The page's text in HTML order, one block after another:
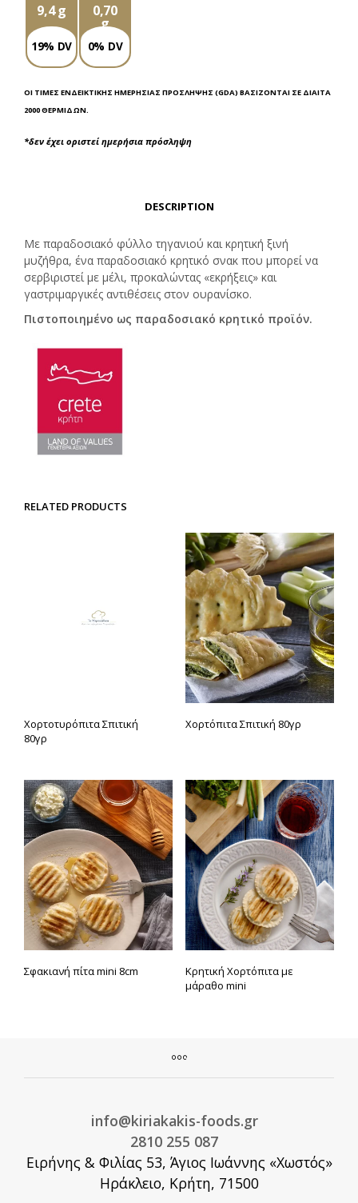
9,4 g
19% DV
0,70
g
0% DV
ΟΙ ΤΙΜΈΣ ΕΝΔΕΙΚΤΙΚΉΣ ΗΜΕΡΉΣΙΑΣ ΠΡΌΣΛΗΨΗΣ (GDA) ΒΑΣΊΖΟΝΤΑΙ ΣΕ ΔΊΑΙΤΑ
2000 ΘΕΡΜΊΔΩΝ.
*δεν έχει οριστεί ημερήσια πρόσληψη
DESCRIPTION
Με παραδοσιακό φύλλο τηγανιού και κρητική ξινή
μυζήθρα, ένα παραδοσιακό κρητικό σνακ που μπορεί να
σερβιριστεί με μέλι, προκαλώντας «εκρήξεις» και
γαστριμαργικές αντιθέσεις στον ουρανίσκο.
Πιστοποιημένο ως παραδοσιακό κρητικό προϊόν.
RELATED PRODUCTS
Χορτοτυρόπιτα Σπιτική
80γρ
Χορτόπιτα Σπιτική 80γρ
Σφακιανή πίτα mini 8cm
Κρητική Χορτόπιτα με
μάραθο mini
info@kiriakakis-foods.gr
2810 255 087
Ειρήνης & Φιλίας 53, Άγιος Ιωάννης «Χωστός»
Ηράκλειο, Κρήτη, 71500